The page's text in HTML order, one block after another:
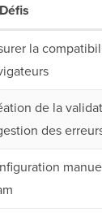
la
de la
des